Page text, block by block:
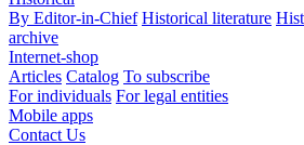
By Editor-in-Chief Historical literature
archive
Internet-shop
Articles Catalog To subscribe
For individuals For legal entities
Mobile apps
Contact Us